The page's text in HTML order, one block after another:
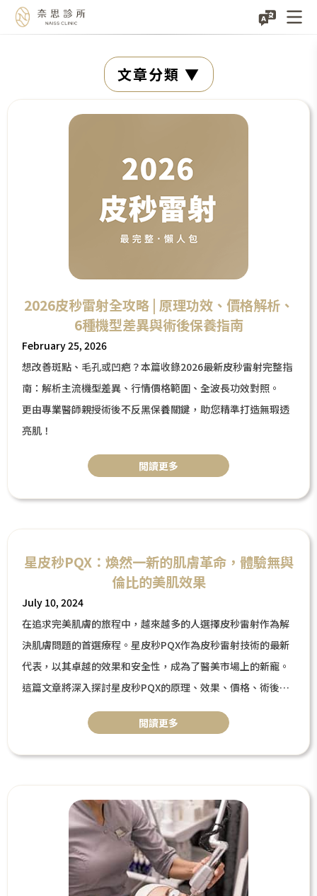
文章分類
2026皮秒雷射全攻略 | 原理功效、價格解析、
6種機型差異與術後保養指南
February 25, 2026
想改善斑點、毛孔或凹疤？本篇收錄2026最新皮秒雷射完整指
南：解析主流機型差異、行情價格範圍、全波長功效對照。
更由專業醫師親授術後不反黑保養關鍵，助您精準打造無瑕透
亮肌！
閲讀更多
星皮秒PQX：煥然一新的肌膚革命，體驗無與
倫比的美肌效果
July 10, 2024
在追求完美肌膚的旅程中，越來越多的人選擇皮秒雷射作為解
決肌膚問題的首選療程。星皮秒PQX作為皮秒雷射技術的最新
代表，以其卓越的效果和安全性，成為了醫美市場上的新寵。
這篇文章將深入探討星皮秒PQX的原理、效果、價格、術後保
養，幫助你了解這項技術，做出最適合自己的美容決策。
閲讀更多